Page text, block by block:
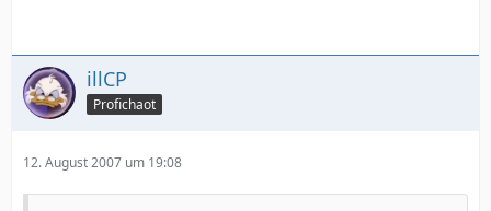
illCP
Profichaot
12. August 2007 um 19:08